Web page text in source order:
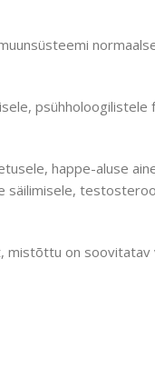
psühholoogilistele
happe-aluse
säilimisele,
mistõttu on